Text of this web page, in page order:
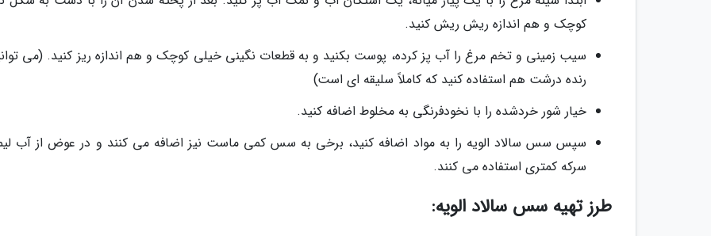
کوچک و هم اندازه ریش ریش کنید.
سیب زمینی و تخم مرغ را آب پز کرده، پوست بکنید و به قطعات نگینی خیلی کوچک و هم اندازه ریز کنید. (می
رنده درشت هم استفاده کنید که کاملاً سلیقه ای است)
خیار شور خردشده را با نخودفرنگی به مخلوط اضافه کنید.
سپس سس سالاد الویه را به مواد اضافه کنید، برخی به سس کمی ماست نیز اضافه می کنند و در عوض از آب
سرکه کمتری استفاده می کنند.
طرز تهیه سس سالاد الویه: